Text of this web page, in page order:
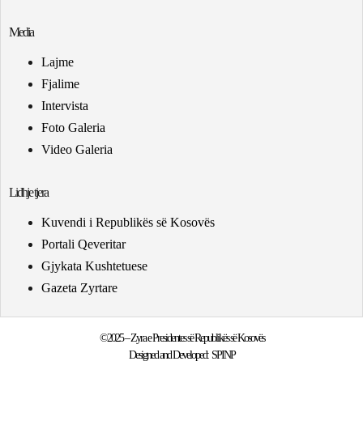
Media
Lajme
Fjalime
Intervista
Foto Galeria
Video Galeria
Lidhje tjera
Kuvendi i Republikës së Kosovës
Portali Qeveritar
Gjykata Kushtetuese
Gazeta Zyrtare
©2025 – Zyra e Presidentes së Republikës së Kosovës
Designed and Developed: SPINP